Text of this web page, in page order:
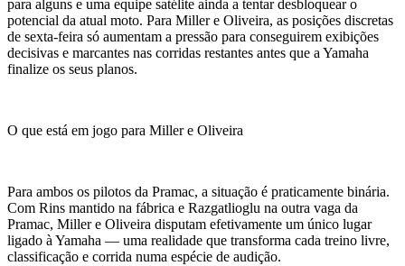
para alguns e uma equipe satélite ainda a tentar desbloquear o
potencial da atual moto. Para Miller e Oliveira, as posições discretas
de sexta-feira só aumentam a pressão para conseguirem exibições
decisivas e marcantes nas corridas restantes antes que a Yamaha
finalize os seus planos.
O que está em jogo para Miller e Oliveira
Para ambos os pilotos da Pramac, a situação é praticamente binária.
Com Rins mantido na fábrica e Razgatlioglu na outra vaga da
Pramac, Miller e Oliveira disputam efetivamente um único lugar
ligado à Yamaha — uma realidade que transforma cada treino livre,
classificação e corrida numa espécie de audição.